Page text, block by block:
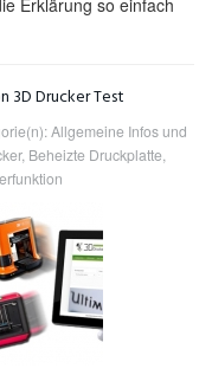
3D Drucker Test
Allgemeine Infos und
, Beheizte Druckplatte,